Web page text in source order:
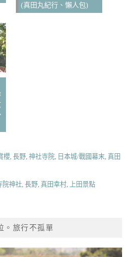
(真田丸紀行、懶人包)
櫻 長野 神社寺院 日本城/戰國幕末 真田
院神社 長野 真田幸村 上田景點
。旅行不孤單